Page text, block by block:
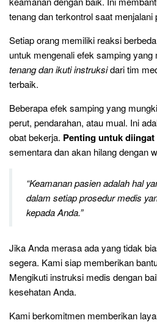
tenang dan terkontrol saat menjalani
Setiap orang memiliki reaksi
untuk mengenali efek samping yang
tenang dan ikuti instruksidari tim
terbaik.
Beberapa efek samping yang
perut, pendarahan, atau mual. Ini
obat bekerja. Penting untuk diingat
sementara dan akan hilang dengan
“Keamanan pasien adalah hal
dalam setiap prosedur medis
kepada Anda.”
Jika Anda merasa ada yang tidak
segera. Kami siap memberikan
Mengikuti instruksi medis dengan
kesehatan Anda.
Kami berkomitmen memberikan